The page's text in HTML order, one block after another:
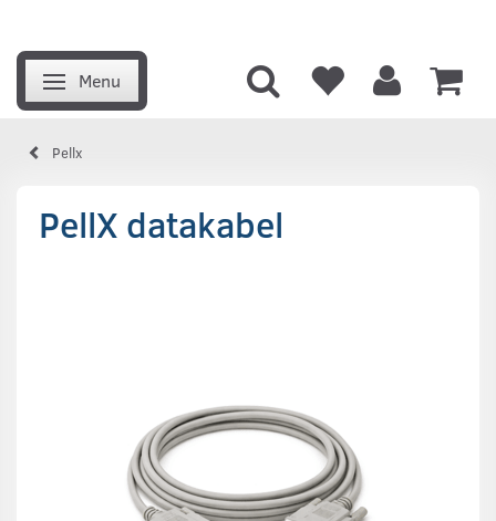
Skifte navigation
Menu
Pellx
PellX datakabel